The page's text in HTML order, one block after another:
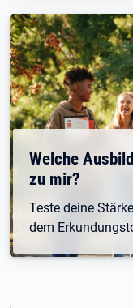
Welche
zu mir?
Teste deine
dem